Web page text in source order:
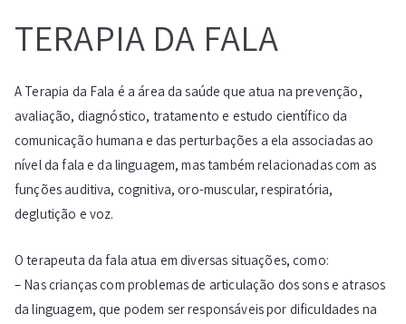
TERAPIA DA FALA
A Terapia da Fala é a área da saúde que atua na prevenção,
avaliação, diagnóstico, tratamento e estudo científico da
comunicação humana e das perturbações a ela associadas ao
nível da fala e da linguagem, mas também relacionadas com as
funções auditiva, cognitiva, oro-muscular, respiratória,
deglutição e voz.
O terapeuta da fala atua em diversas situações, como:
– Nas crianças com problemas de articulação dos sons e atrasos
da linguagem, que podem ser responsáveis por dificuldades na